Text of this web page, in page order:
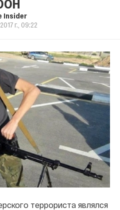
Insider
г., 09:22
террориста являлся